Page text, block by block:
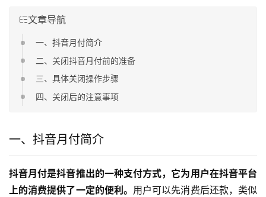
文章导航
一、抖音月付简介
二、关闭抖音月付前的准备
三、具体关闭操作步骤
四、关闭后的注意事项
一、抖音月付简介
抖音月付是抖音推出的一种支付方式，它为用户在抖音平台
上的消费提供了一定的便利。 用户可以先消费后还款，类似